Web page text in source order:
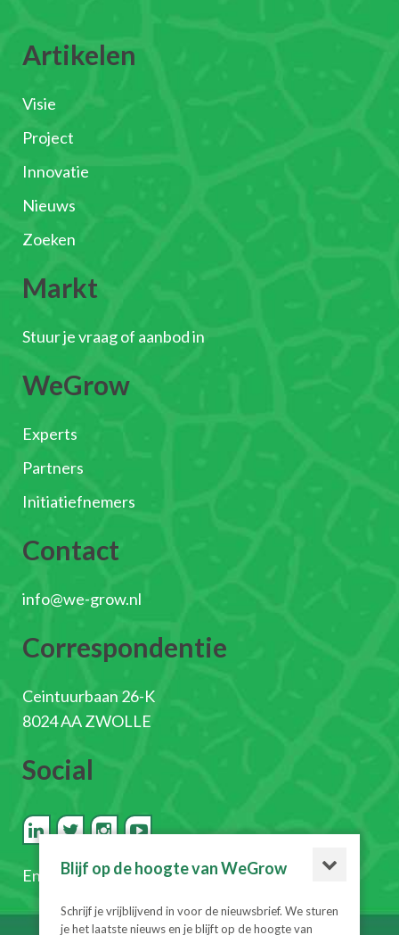
Artikelen
Visie
Project
Innovatie
Nieuws
Zoeken
Markt
Stuur je vraag of aanbod in
WeGrow
Experts
Partners
Initiatiefnemers
Contact
info@we-grow.nl
Correspondentie
Ceintuurbaan 26-K
8024 AA ZWOLLE
Social
En schrijf je in voor de nieuwsbrief
Blijf op de hoogte van WeGrow
Schrijf je vrijblijvend in voor de nieuwsbrief. We sturen
je het laatste nieuws en je blijft op de hoogte van